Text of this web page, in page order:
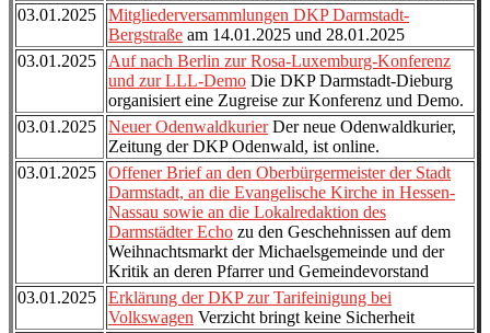
03.01.2025
Mitgliederversammlungen DKP Darmstadt-
Bergstraße am 14.01.2025 und 28.01.2025
03.01.2025
Auf nach Berlin zur Rosa-Luxemburg-Konferenz
und zur LLL-Demo Die DKP Darmstadt-Dieburg
organisiert eine Zugreise zur Konferenz und Demo.
03.01.2025
Neuer OdenwaldkurierDer neue Odenwaldkurier,
Zeitung der DKP Odenwald, ist online.
03.01.2025
Offener Brief an den Oberbürgermeister der Stadt
Darmstadt, an die Evangelische Kirche in Hessen-
Nassau sowie an die Lokalredaktion des
Darmstädter Echo zu den Geschehnissen auf dem
Weihnachtsmarkt der Michaelsgemeinde und der
Kritik an deren Pfarrer und Gemeindevorstand
03.01.2025
Erklärung der DKP zur Tarifeinigung bei
Volkswagen Verzicht bringt keine Sicherheit